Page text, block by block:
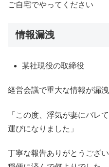
ご自宅でやってください
情報漏洩
某社現役の取締役
経営会議で重大な情報が漏
「この度、浮気が妻にバレ
運びになりました」
丁寧な報告ありがとうござ